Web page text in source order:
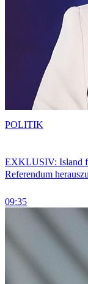
EXKLUSIV: Island
Referendum
09:35
POLITIK